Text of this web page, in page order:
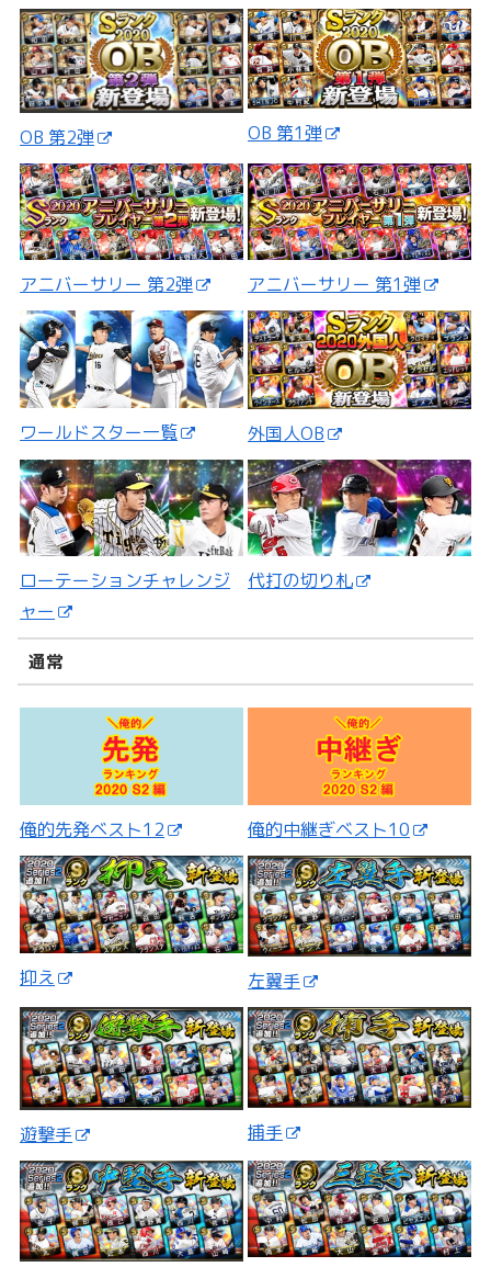
OB 第2弾 OB 第1弾
アニバーサリー 第2弾 アニバーサリー 第1弾
ワールドスター一覧 外国人OB
ローテーションチャレンジ
ャー
代打の切り札
通常
俺的先発ベスト12 俺的中継ぎベスト10
抑え 左翼手
遊撃手 捕手